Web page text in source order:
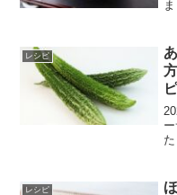
月
レシピ
レシピ